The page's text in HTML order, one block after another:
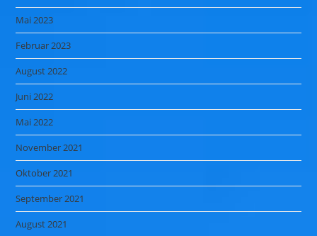
Mai 2023
Februar 2023
August 2022
Juni 2022
Mai 2022
November 2021
Oktober 2021
September 2021
August 2021